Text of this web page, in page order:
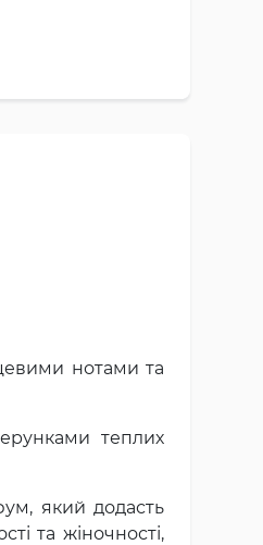
нотами та
теплих
який додасть
та жіночності,